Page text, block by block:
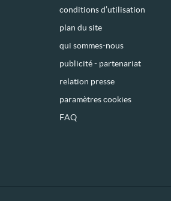
conditions d’utilisation
plan du site
qui sommes-nous
publicité - partenariat
relation presse
paramètres cookies
FAQ